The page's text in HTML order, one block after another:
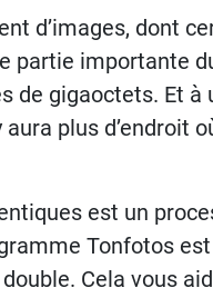
d’images, dont
partie importante
de gigaoctets. Et à
plus d’endroit
est un
Tonfotos
Cela vous